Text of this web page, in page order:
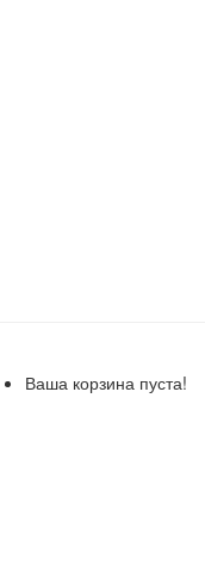
Ваша корзина пуста!